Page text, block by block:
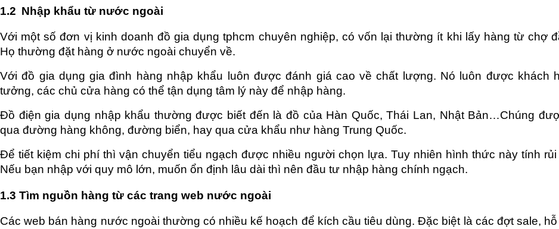
1.2 Nhập khẩu từ nước ngoài
Với một số đơn vị kinh doanh đồ gia dụng tphcm chuyên nghiệp, có vốn lại thường ít khi lấy hàng từ chợ
Họ thường đặt hàng ở nước ngoài chuyển về.
Với đồ gia dụng gia đình hàng nhập khẩu luôn được đánh giá cao về chất lượng. Nó luôn được khách
tưởng, các chủ cửa hàng có thể tận dụng tâm lý này để nhập hàng.
Đồ điện gia dụng nhập khẩu thường được biết đến là đồ của Hàn Quốc, Thái Lan, Nhật Bản…Chúng
qua đường hàng không, đường biển, hay qua cửa khẩu như hàng Trung Quốc.
Để tiết kiệm chi phí thì vận chuyển tiểu ngạch được nhiều người chọn lựa. Tuy nhiên hình thức này tính rủi
Nếu bạn nhập với quy mô lớn, muốn ổn định lâu dài thì nên đầu tư nhập hàng chính ngạch.
1.3 Tìm nguồn hàng từ các trang web nước ngoài
Các web bán hàng nước ngoài thường có nhiều kế hoạch để kích cầu tiêu dùng. Đặc biệt là các đợt sale,